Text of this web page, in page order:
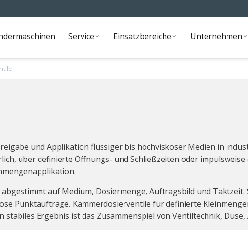
Service
Einsatzbereiche
Unternehmen
und Applikation flüssiger bis hochviskoser Medien in
über definierte Öffnungs- und Schließzeiten oder impulsweise
auf Medium, Dosiermenge, Auftragsbild und
Punktaufträge, Kammerdosierventile für definierte
Ergebnis ist das Zusammenspiel von Ventiltechnik,